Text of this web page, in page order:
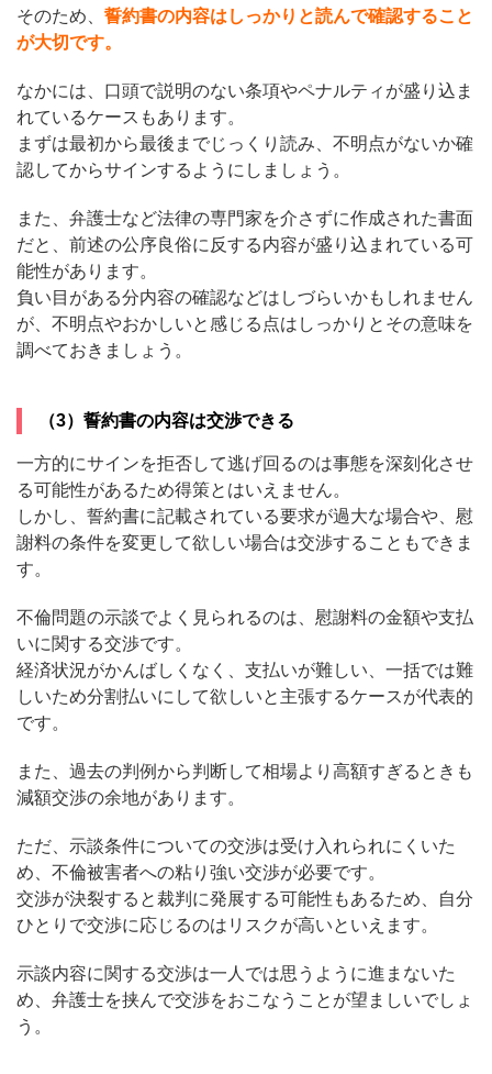
そのため、 誓約書の内容はしっかりと読んで確認すること
が大切です。
なかには、口頭で説明のない条項やペナルティが盛り込ま
れているケースもあります。
まずは最初から最後までじっくり読み、不明点がないか確
認してからサインするようにしましょう。
また、弁護士など法律の専門家を介さずに作成された書面
だと、前述の公序良俗に反する内容が盛り込まれている可
能性があります。
負い目がある分内容の確認などはしづらいかもしれません
が、不明点やおかしいと感じる点はしっかりとその意味を
調べておきましょう。
（3）誓約書の内容は交渉できる
一方的にサインを拒否して逃げ回るのは事態を深刻化させ
る可能性があるため得策とはいえません。
しかし、誓約書に記載されている要求が過大な場合や、慰
謝料の条件を変更して欲しい場合は交渉することもできま
す。
不倫問題の示談でよく見られるのは、慰謝料の金額や支払
いに関する交渉です。
経済状況がかんばしくなく、支払いが難しい、一括では難
しいため分割払いにして欲しいと主張するケースが代表的
です。
また、過去の判例から判断して相場より高額すぎるときも
減額交渉の余地があります。
ただ、示談条件についての交渉は受け入れられにくいた
め、不倫被害者への粘り強い交渉が必要です。
交渉が決裂すると裁判に発展する可能性もあるため、自分
ひとりで交渉に応じるのはリスクが高いといえます。
示談内容に関する交渉は一人では思うように進まないた
め、弁護士を挟んで交渉をおこなうことが望ましいでしょ
う。